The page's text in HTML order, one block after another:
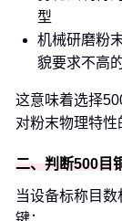
型
机械研磨粉
貌要求不高
这意味着选择
对粉末物理特性
二、判断500目
当设备标称目